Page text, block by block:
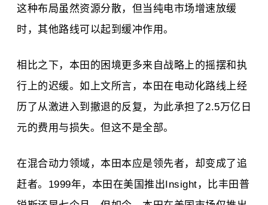
这种布局虽然资源分散，但当纯电市场增速放缓
时，其他路线可以起到缓冲作用。
相比之下，本田的困境更多来自战略上的摇摆和执
行上的迟缓。如上文所言，本田在电动化路线上经
历了从激进入到撤退的反复，为此承担了2.5万亿日
元的费用与损失。但这不是全部。
在混合动力领域，本田本应是领先者，却变成了追
赶者。1999年，本田在美国推出Insight，比丰田普